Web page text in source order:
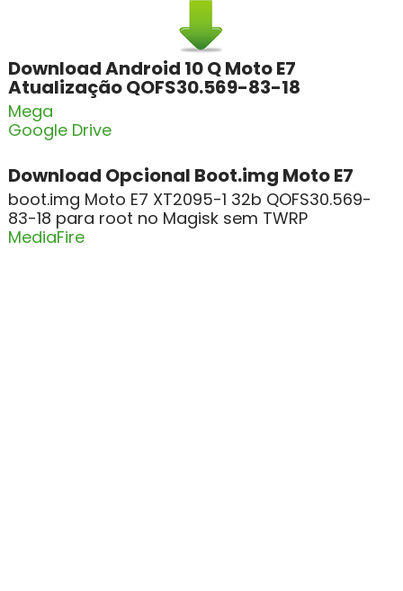
Download Android 10 Q Moto E7
Atualização QOFS30.569-83-18
Mega
Google Drive
Download Opcional Boot.img Moto E7
boot.img Moto E7 XT2095-1 32b QOFS30.569-
83-18 para root no Magisk sem TWRP
MediaFire